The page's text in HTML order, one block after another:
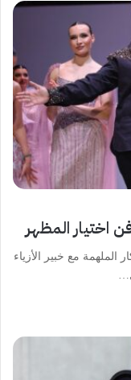
اختيار المظهر
مع خبير الأزياء